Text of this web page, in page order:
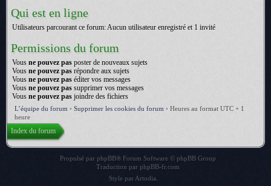
Qui est en ligne
Utilisateurs parcourant ce forum: Aucun utilisateur enregistré et 1 invité
Permissions du forum
Vous ne pouvez pas poster de nouveaux sujets
Vous ne pouvez pas répondre aux sujets
Vous ne pouvez pas éditer vos messages
Vous ne pouvez pas supprimer vos messages
Vous ne pouvez pas joindre des fichiers
L’équipe du forum • Supprimer les cookies du forum • Heures au format UTC + 1
heure
Index du forum
Propulsé par phpBB® Forum Software © phpBB Group
Traduction par phpBB-fr.com
Style par Artodia